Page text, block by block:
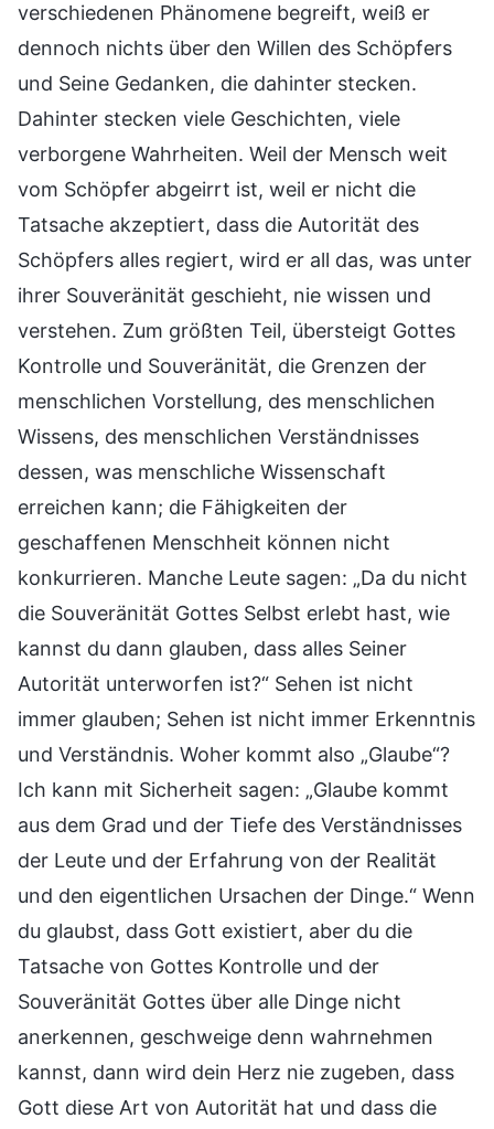
verschiedenen Phänomene begreift, weiß er
dennoch nichts über den Willen des Schöpfers
und Seine Gedanken, die dahinter stecken.
Dahinter stecken viele Geschichten, viele
verborgene Wahrheiten. Weil der Mensch weit
vom Schöpfer abgeirrt ist, weil er nicht die
Tatsache akzeptiert, dass die Autorität des
Schöpfers alles regiert, wird er all das, was unter
ihrer Souveränität geschieht, nie wissen und
verstehen. Zum größten Teil, übersteigt Gottes
Kontrolle und Souveränität, die Grenzen der
menschlichen Vorstellung, des menschlichen
Wissens, des menschlichen Verständnisses
dessen, was menschliche Wissenschaft
erreichen kann; die Fähigkeiten der
geschaffenen Menschheit können nicht
konkurrieren. Manche Leute sagen: „Da du nicht
die Souveränität Gottes Selbst erlebt hast, wie
kannst du dann glauben, dass alles Seiner
Autorität unterworfen ist?“ Sehen ist nicht
immer glauben; Sehen ist nicht immer Erkenntnis
und Verständnis. Woher kommt also „Glaube“?
Ich kann mit Sicherheit sagen: „Glaube kommt
aus dem Grad und der Tiefe des Verständnisses
der Leute und der Erfahrung von der Realität
und den eigentlichen Ursachen der Dinge.“ Wenn
du glaubst, dass Gott existiert, aber du die
Tatsache von Gottes Kontrolle und der
Souveränität Gottes über alle Dinge nicht
anerkennen, geschweige denn wahrnehmen
kannst, dann wird dein Herz nie zugeben, dass
Gott diese Art von Autorität hat und dass die